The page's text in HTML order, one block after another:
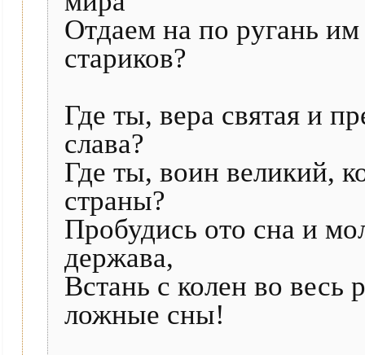
Отдаем на по ругань
стариков?
Где ты, вера святая и
слава?
Где ты, воин великий,
страны?
Пробудись ото сна и
держава,
Встань с колен во весь
ложные сны!